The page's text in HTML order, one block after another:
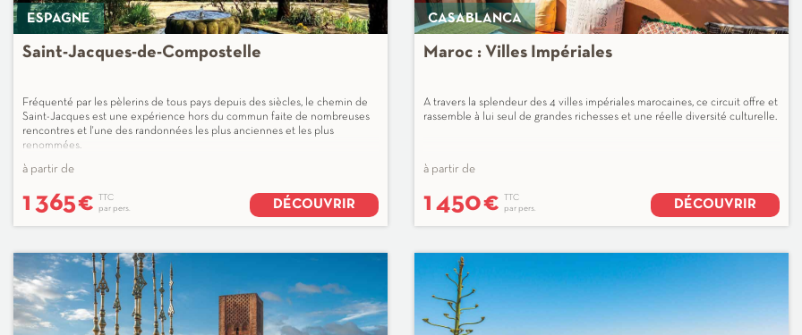
ESPAGNE
Saint-Jacques-de-Compostelle
Fréquenté par les pèlerins de tous pays depuis des siècles, le chemin de
Saint-Jacques est une expérience hors du commun faite de nombreuses
rencontres et l'une des randonnées les plus anciennes et les plus
renommées.
à partir de
1 365€
TTC
par pers.
DÉCOUVRIR
CASABLANCA
Maroc : Villes Impériales
A travers la splendeur des 4 villes impériales marocaines, ce circuit offre et
rassemble à lui seul de grandes richesses et une réelle diversité culturelle.
à partir de
1 450€
TTC
par pers.
DÉCOUVRIR